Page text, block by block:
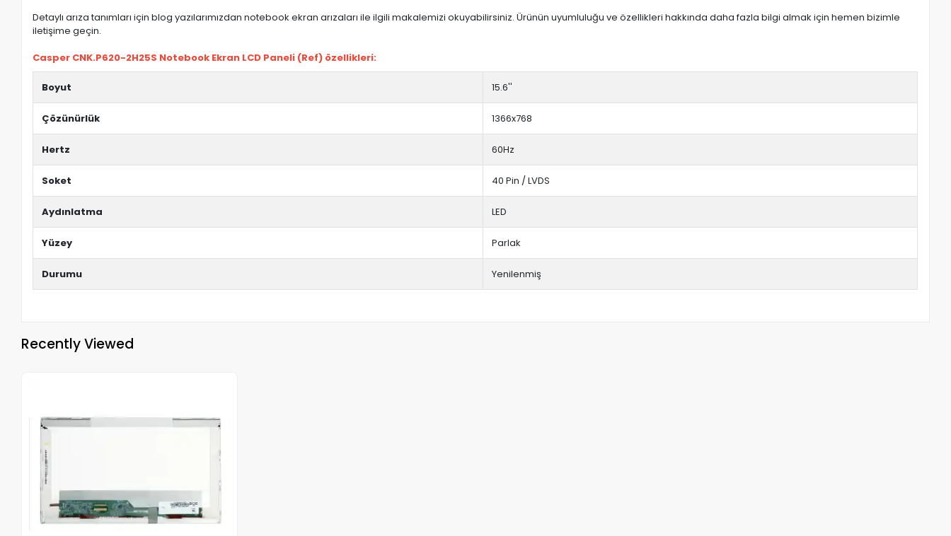
Detaylı arıza tanımları için blog yazılarımızdan notebook ekran arızaları ile ilgili makalemizi okuyabilirsiniz. Ürünün uyumluluğu ve özellikleri hakkında daha fazla bilgi almak için hemen bizimle
iletişime geçin.
Casper CNK.P620-2H25S Notebook Ekran LCD Paneli (Ref) özellikleri:
Boyut 15.6''
Çözünürlük 1366x768
Hertz 60Hz
Soket 40 Pin / LVDS
Aydınlatma LED
Yüzey Parlak
Durumu Yenilenmiş
Recently Viewed